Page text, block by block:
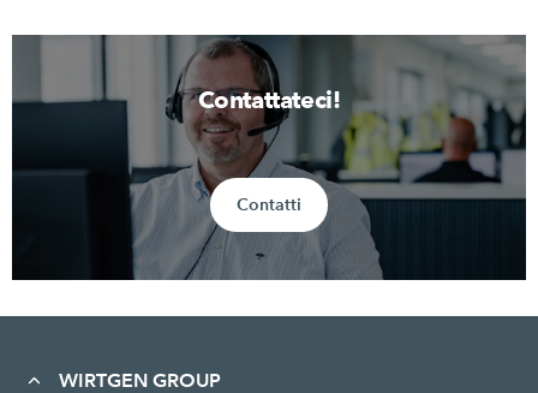
Contattateci!
Contatti
WIRTGEN GROUP